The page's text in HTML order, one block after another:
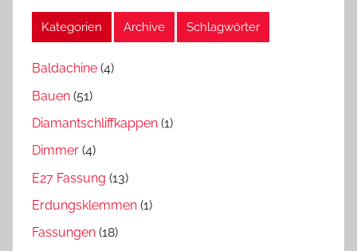
Kategorien Archive Schlagwörter
Baldachine (4)
Bauen (51)
Diamantschliffkappen (1)
Dimmer (4)
E27 Fassung (13)
Erdungsklemmen (1)
Fassungen (18)